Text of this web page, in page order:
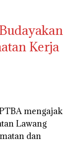
Kerja
mengajak
Lawang
dan